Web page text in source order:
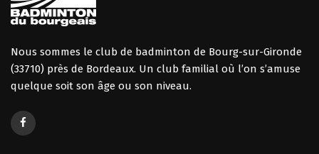
Nous sommes le club de badminton de Bourg-sur-Gironde
(33710) près de Bordeaux. Un club familial où l’on s’amuse
quelque soit son âge ou son niveau.